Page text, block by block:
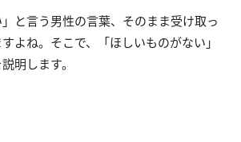
」と言う男性の言葉、そのまま受け取っ
よね。そこで、「ほしいものがない」
明します。